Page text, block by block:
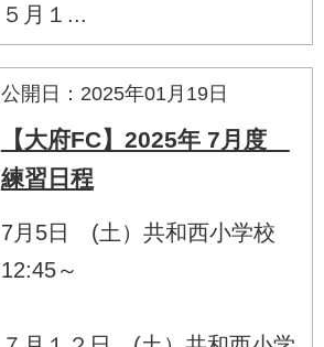
５月１...
公開日：2025年01月19日
【大府FC】2025年 7月度
練習日程
7月5日 (土）共和西小学校
12:45～